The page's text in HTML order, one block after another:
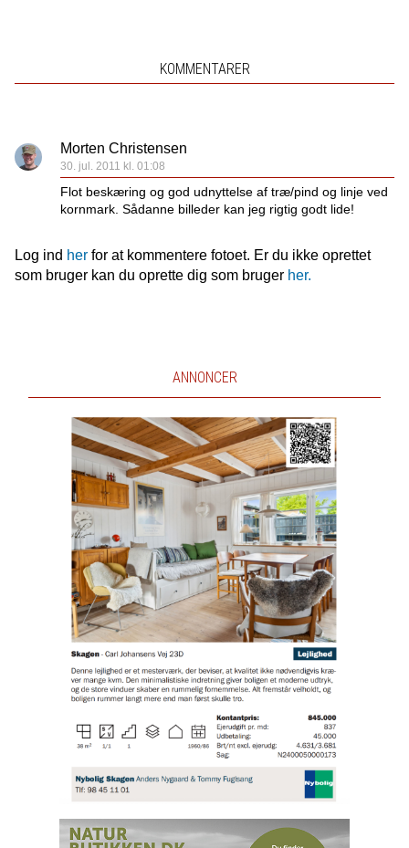
KOMMENTARER
Morten Christensen
30. jul. 2011 kl. 01:08
Flot beskæring og god udnyttelse af træ/pind og linje ved
kornmark. Sådanne billeder kan jeg rigtig godt lide!
Log ind herfor at kommentere fotoet. Er du ikke oprettet
som bruger kan du oprette dig som bruger her.
ANNONCER